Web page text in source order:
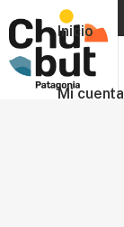
Inicio
Mi cuenta